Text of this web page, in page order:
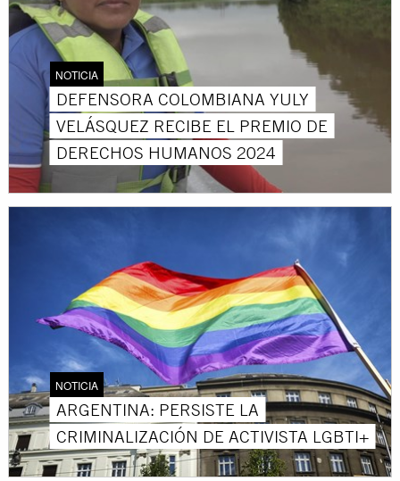
NOTICIA
DEFENSORA COLOMBIANA YULY
VELÁSQUEZ RECIBE EL PREMIO DE
DERECHOS HUMANOS 2024
NOTICIA
ARGENTINA: PERSISTE LA
CRIMINALIZACIÓN DE ACTIVISTA LGBTI+